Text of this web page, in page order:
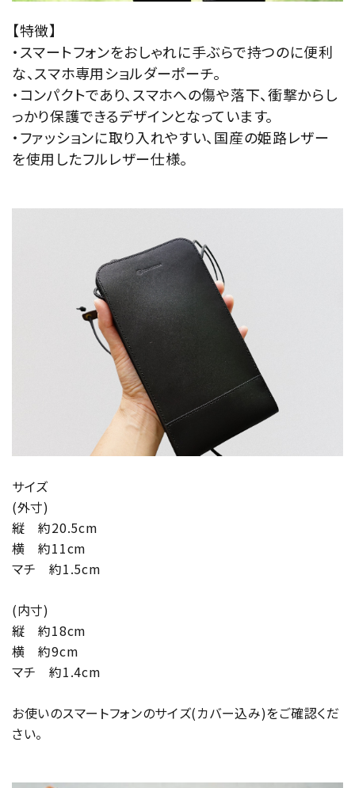
【特徴】
・スマートフォンをおしゃれに手ぶらで持つのに便利
な、スマホ専用ショルダーポーチ。
・コンパクトであり、スマホへの傷や落下、衝撃からし
っかり保護できるデザインとなっています。
・ファッションに取り入れやすい、国産の姫路レザー
を使用したフルレザー仕様。
サイズ
(外寸)
縦 約20.5cm
横 約11cm
マチ 約1.5cm
(内寸)
縦 約18cm
横 約9cm
マチ 約1.4cm
お使いのスマートフォンのサイズ(カバー込み)をご確認くだ
さい。